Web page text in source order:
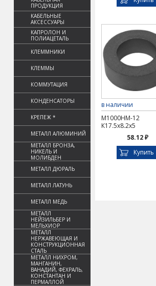
ПРОДУКЦИЯ
КАБЕЛЬНЫЕ
АКСЕССУАРЫ
КАПРОЛОН И
ПОЛИАЦЕТАЛЬ
КЛЕММНИКИ
КЛЕММЫ
КОММУТАЦИЯ
КОНДЕНСАТОРЫ
КРЕПЕЖ *
МЕТАЛЛ АЛЮМИНИЙ
МЕТАЛЛ БРОНЗА,
НИКЕЛЬ И
МОЛИБДЕН
МЕТАЛЛ ДЮРАЛЬ
МЕТАЛЛ ЛАТУНЬ
МЕТАЛЛ МЕДЬ
МЕТАЛЛ
НЕЙЗИЛЬБЕР И
МЕЛЬХИОР
МЕТАЛЛ
НЕРЖАВЕЮЩАЯ И
КОНСТРУКЦИОННАЯ
СТАЛЬ
МЕТАЛЛ НИХРОМ,
МАНГАНИН,
ВАНАДИЙ, ФЕХРАЛЬ,
КОНСТАНТАН И
ПЕРМАЛЛОЙ
в наличии
М1000НМ-12
К17.5х8.2х5
58.12 ₽
Купить